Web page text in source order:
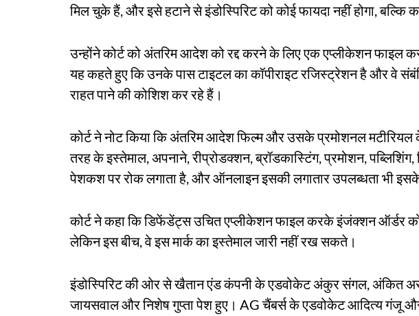
मिल चुके हैं, और इसे हटाने से इंडोस्पिरिट को कोई फायदा नहीं होगा, बल्कि
उन्होंने कोर्ट को अंतरिम आदेश को रद्द करने के लिए एक एप्लीकेशन फाइल
यह कहते हुए कि उनके पास टाइटल का कॉपीराइट रजिस्ट्रेशन है और वे
राहत पाने की कोशिश कर रहे हैं।
कोर्ट ने नोट किया कि अंतरिम आदेश फिल्म और उसके प्रमोशनल
तरह के इस्तेमाल, अपनाने, रीप्रोडक्शन, ब्रॉडकास्टिंग, प्रमोशन,
पेशकश पर रोक लगाता है, और ऑनलाइन इसकी लगातार उपलब्धता भी
कोर्ट ने कहा कि डिफेंडेंट्स उचित एप्लीकेशन फाइल करके इंजंक्शन ऑर्डर
लेकिन इस बीच, वे इस मार्क का इस्तेमाल जारी नहीं रख सकते।
इंडोस्पिरिट की ओर से खैतान एंड कंपनी के एडवोकेट अंकुर संगल, अंकित
जायसवाल और निशेष गुप्ता पेश हुए। AG चैंबर्स के एडवोकेट आदित्य गंजू